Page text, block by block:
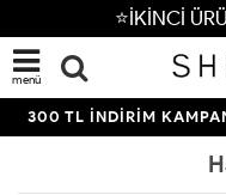
⭐İKİNCİ
menü
300 TL İNDİRİM